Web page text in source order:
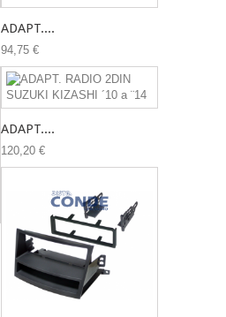
ADAPT....
94,75 €
ADAPT....
120,20 €